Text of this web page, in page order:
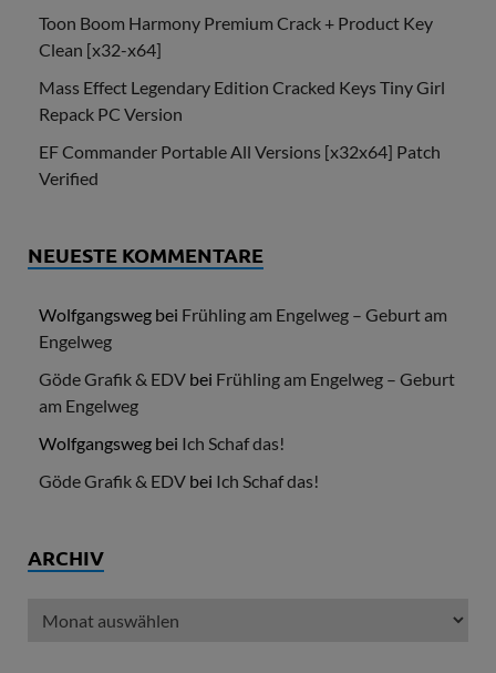
Toon Boom Harmony Premium Crack + Product Key
Clean [x32-x64]
Mass Effect Legendary Edition Cracked Keys Tiny Girl
Repack PC Version
EF Commander Portable All Versions [x32x64] Patch
Verified
NEUESTE KOMMENTARE
Wolfgangsweg bei Frühling am Engelweg – Geburt am
Engelweg
Göde Grafik & EDV bei Frühling am Engelweg – Geburt
am Engelweg
Wolfgangsweg bei Ich Schaf das!
Göde Grafik & EDV bei Ich Schaf das!
ARCHIV